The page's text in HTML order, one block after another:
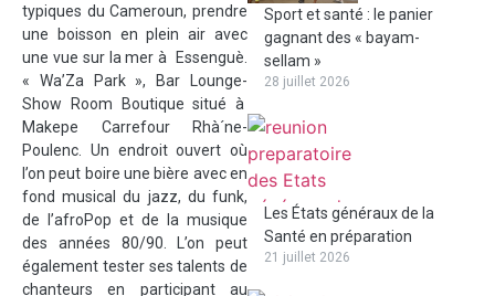
typiques du Cameroun, prendre
une boisson en plein air avec
une vue sur la mer à Essenguè.
« Wa’Za Park », Bar Lounge-
Show Room Boutique situé à
Makepe Carrefour Rhà´ne-
Poulenc. Un endroit ouvert où
l’on peut boire une bière avec en
fond musical du jazz, du funk,
de l’afroPop et de la musique
des années 80/90. L’on peut
également tester ses talents de
chanteurs en participant au
Sport et santé : le panier
gagnant des « bayam-
sellam »
28 juillet 2026
Les États généraux de la
Santé en préparation
21 juillet 2026